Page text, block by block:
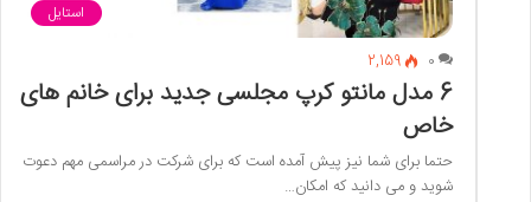
استایل
0
2,159
6 مدل مانتو کرپ مجلسی جدید برای خانم های
خاص
حتما برای شما نیز پیش آمده است که برای شرکت در مراسمی مهم دعوت
شوید و می دانید که امکان…